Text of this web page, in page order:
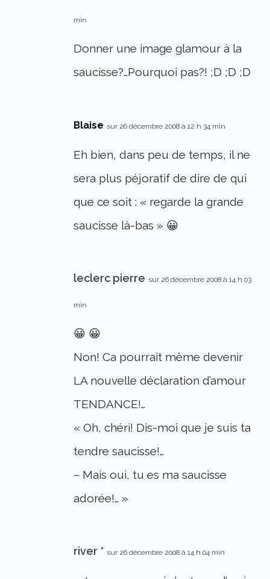
min
Donner une image glamour à la
saucisse?…Pourquoi pas?! ;D ;D ;D
Blaise sur 26 décembre 2008 à 12 h 34 min
Eh bien, dans peu de temps, il ne
sera plus péjoratif de dire de qui
que ce soit : « regarde la grande
saucisse là-bas » 😀
leclerc pierre sur 26 décembre 2008 à 14 h 03
min
😀 😀
Non! Ca pourrait même devenir
LA nouvelle déclaration d’amour
TENDANCE!…
« Oh, chéri! Dis-moi que je suis ta
tendre saucisse!…
– Mais oui, tu es ma saucisse
adorée!… »
river * sur 26 décembre 2008 à 14 h 04 min